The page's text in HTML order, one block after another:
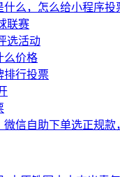
么，怎么给小程序投
联赛
选活动
么价格
排行投票
信自助下单选正规款